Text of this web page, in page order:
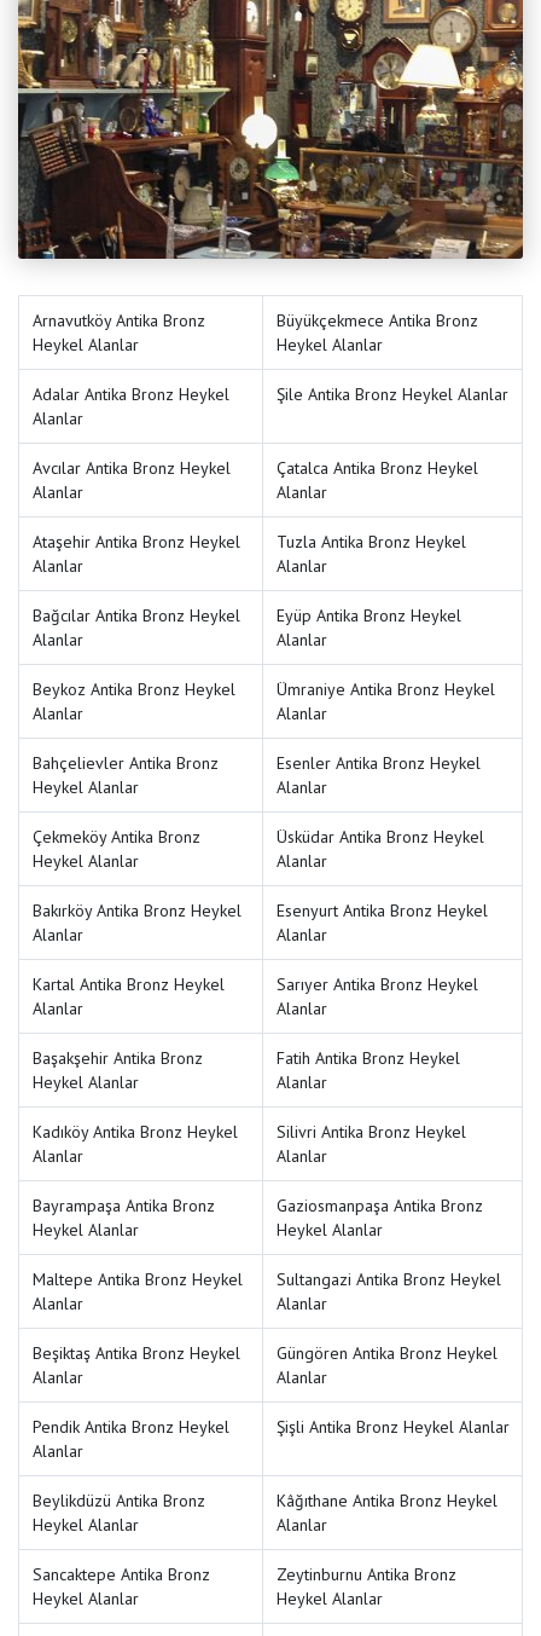
Arnavutköy Antika Bronz
Heykel Alanlar
Büyükçekmece Antika Bronz
Heykel Alanlar
Adalar Antika Bronz Heykel
Alanlar
Şile Antika Bronz Heykel Alanlar
Avcılar Antika Bronz Heykel
Alanlar
Çatalca Antika Bronz Heykel
Alanlar
Ataşehir Antika Bronz Heykel
Alanlar
Tuzla Antika Bronz Heykel
Alanlar
Bağcılar Antika Bronz Heykel
Alanlar
Eyüp Antika Bronz Heykel
Alanlar
Beykoz Antika Bronz Heykel
Alanlar
Ümraniye Antika Bronz Heykel
Alanlar
Bahçelievler Antika Bronz
Heykel Alanlar
Esenler Antika Bronz Heykel
Alanlar
Çekmeköy Antika Bronz
Heykel Alanlar
Üsküdar Antika Bronz Heykel
Alanlar
Bakırköy Antika Bronz Heykel
Alanlar
Esenyurt Antika Bronz Heykel
Alanlar
Kartal Antika Bronz Heykel
Alanlar
Sarıyer Antika Bronz Heykel
Alanlar
Başakşehir Antika Bronz
Heykel Alanlar
Fatih Antika Bronz Heykel
Alanlar
Kadıköy Antika Bronz Heykel
Alanlar
Silivri Antika Bronz Heykel
Alanlar
Bayrampaşa Antika Bronz
Heykel Alanlar
Gaziosmanpaşa Antika Bronz
Heykel Alanlar
Maltepe Antika Bronz Heykel
Alanlar
Sultangazi Antika Bronz Heykel
Alanlar
Beşiktaş Antika Bronz Heykel
Alanlar
Güngören Antika Bronz Heykel
Alanlar
Pendik Antika Bronz Heykel
Alanlar
Şişli Antika Bronz Heykel Alanlar
Beylikdüzü Antika Bronz
Heykel Alanlar
Kâğıthane Antika Bronz Heykel
Alanlar
Sancaktepe Antika Bronz
Heykel Alanlar
Zeytinburnu Antika Bronz
Heykel Alanlar